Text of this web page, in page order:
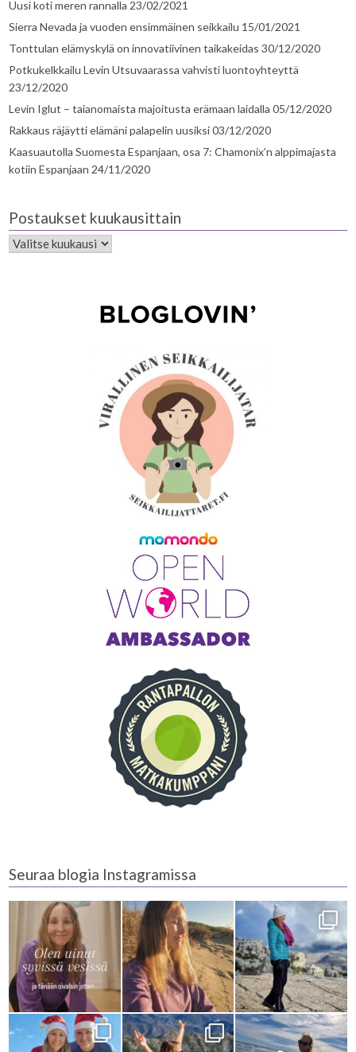
Uusi koti meren rannalla 23/02/2021
Sierra Nevada ja vuoden ensimmäinen seikkailu 15/01/2021
Tonttulan elämyskylä on innovatiivinen taikakeidas 30/12/2020
Potkukelkkailu Levin Utsuvaarassa vahvisti luontoyhteyttä
23/12/2020
Levin Iglut – taianomaista majoitusta erämaan laidalla 05/12/2020
Rakkaus räjäytti elämäni palapelin uusiksi03/12/2020
Kaasuautolla Suomesta Espanjaan, osa 7: Chamonix’n alppimajasta
kotiin Espanjaan 24/11/2020
Postaukset kuukausittain
Seuraa blogia Instagramissa